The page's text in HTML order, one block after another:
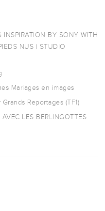
INSPIRATION BY SONY WITH
NUS | STUDIO
Mariages en images
Reportages (TF1)
LES BERLINGOTTES